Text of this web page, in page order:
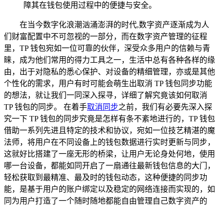
障其在钱包使用过程中的便捷与安全。
在当今数字化浪潮汹涌澎湃的时代,数字资产逐渐成为人
们财富配置中不可忽视的一部分，而在数字资产管理的征程
里，TP 钱包宛如一位可靠的伙伴，深受众多用户的信赖与青
睐，成为他们常用的得力工具之一，生活中总有各种各样的缘
由，出于对隐私的悉心保护、对设备的精细管理，亦或是其他
个性化的需求，用户有时可能会萌生出取消 TP 钱包同步功能
的想法，就让我们一同深入探寻，详细了解究竟该如何取消
TP 钱包的同步。 在着手取消同步之前，我们有必要先深入探
究一下 TP 钱包的同步究竟是怎样有条不紊地进行的，TP 钱包
借助一系列先进且特定的技术和协议，宛如一位技艺精湛的魔
法师，将用户在不同设备上的钱包数据进行实时更新与同步，
这就好比搭建了一座无形的桥梁，让用户无论身处何地，使用
哪一台设备，都能如同开启了一扇通往最新钱包信息的大门，
轻松获取到最精准、最及时的钱包动态，这种便捷的同步功
能，是基于用户的账户绑定以及稳定的网络连接而实现的，如
同为用户打造了一个随时随地都能自由管理自己数字资产的